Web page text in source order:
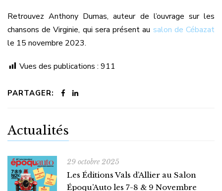
Retrouvez Anthony Dumas, auteur de l’ouvrage sur les
chansons de Virginie, qui sera présent au salon de Cébazat
le 15 novembre 2023.
Vues des publications : 911
PARTAGER:
Actualités
29 octobre 2025
Les Éditions Vals d’Allier au Salon
Époqu’Auto les 7-8 & 9 Novembre